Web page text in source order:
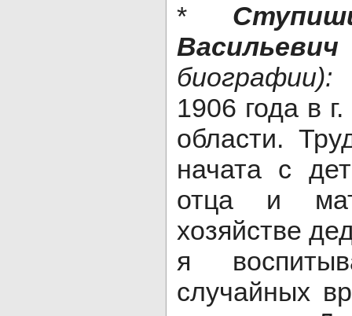
*
Васильевич
1906 года в
области.
начата с
отца и
хозяйстве
я
случайных